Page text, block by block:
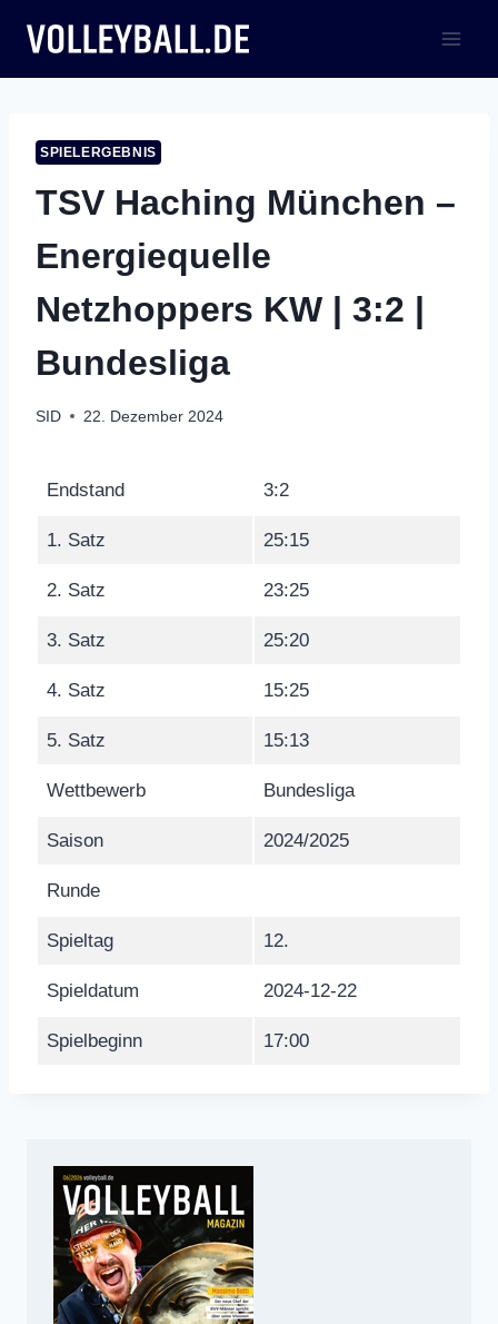
Inhalt
springen
SPIELERGEBNIS
TSV Haching München –
Energiequelle
Netzhoppers KW | 3:2 |
Bundesliga
SID 22. Dezember 2024
Endstand 3:2
1. Satz 25:15
2. Satz 23:25
3. Satz 25:20
4. Satz 15:25
5. Satz 15:13
Wettbewerb Bundesliga
Saison 2024/2025
Runde
Spieltag 12.
Spieldatum 2024-12-22
Spielbeginn 17:00